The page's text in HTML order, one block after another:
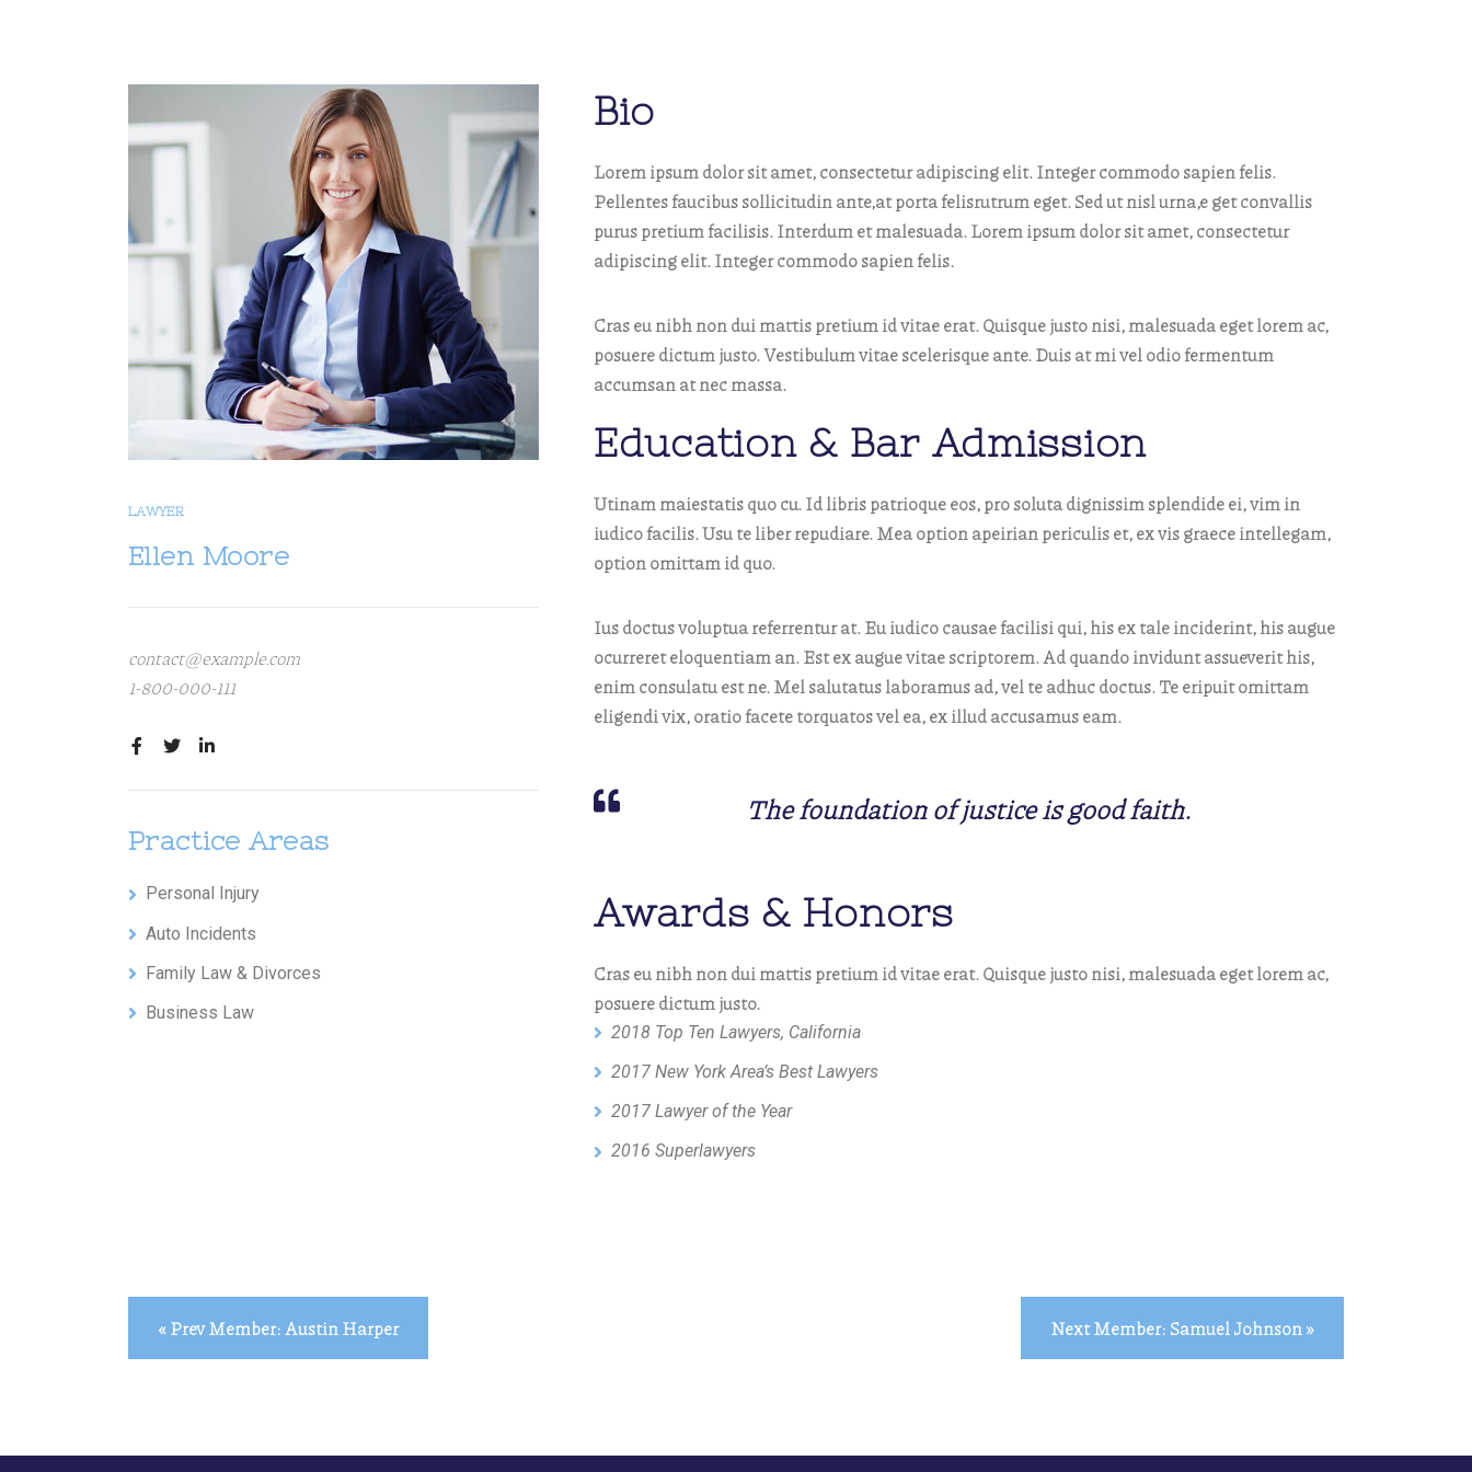
LAWYER
Ellen Moore
contact@example.com
1-800-000-111
Practice Areas
Personal Injury
Auto Incidents
Family Law & Divorces
Business Law
Bio
Lorem ipsum dolor sit amet, consectetur adipiscing elit. Integer commodo sapien felis.
Pellentes faucibus sollicitudin ante,at porta felisrutrum eget. Sed ut nisl urna,e get convallis
purus pretium facilisis. Interdum et malesuada. Lorem ipsum dolor sit amet, consectetur
adipiscing elit. Integer commodo sapien felis.
Cras eu nibh non dui mattis pretium id vitae erat. Quisque justo nisi, malesuada eget lorem ac,
posuere dictum justo. Vestibulum vitae scelerisque ante. Duis at mi vel odio fermentum
accumsan at nec massa.
Education & Bar Admission
Utinam maiestatis quo cu. Id libris patrioque eos, pro soluta dignissim splendide ei, vim in
iudico facilis. Usu te liber repudiare. Mea option apeirian periculis et, ex vis graece intellegam,
option omittam id quo.
Ius doctus voluptua referrentur at. Eu iudico causae facilisi qui, his ex tale inciderint, his augue
ocurreret eloquentiam an. Est ex augue vitae scriptorem. Ad quando invidunt assueverit his,
enim consulatu est ne. Mel salutatus laboramus ad, vel te adhuc doctus. Te eripuit omittam
eligendi vix, oratio facete torquatos vel ea, ex illud accusamus eam.
The foundation of justice is good faith.
Awards & Honors
Cras eu nibh non dui mattis pretium id vitae erat. Quisque justo nisi, malesuada eget lorem ac,
posuere dictum justo.
2018 Top Ten Lawyers, California
2017 New York Area’s Best Lawyers
2017 Lawyer of the Year
2016 Superlawyers
« Prev Member: Austin Harper Next Member: Samuel Johnson »